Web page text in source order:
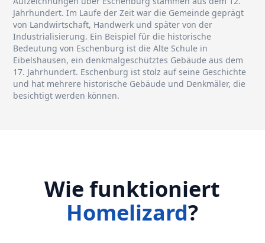
Jahrhundert. Im Laufe der Zeit war die Gemeinde geprägt
von Landwirtschaft, Handwerk und später von der
Industrialisierung. Ein Beispiel für die historische
Bedeutung von Eschenburg ist die Alte Schule in
Eibelshausen, ein denkmalgeschütztes Gebäude aus dem
17. Jahrhundert. Eschenburg ist stolz auf seine Geschichte
und hat mehrere historische Gebäude und Denkmäler, die
besichtigt werden können.
Wie funktioniert
Homelizard?